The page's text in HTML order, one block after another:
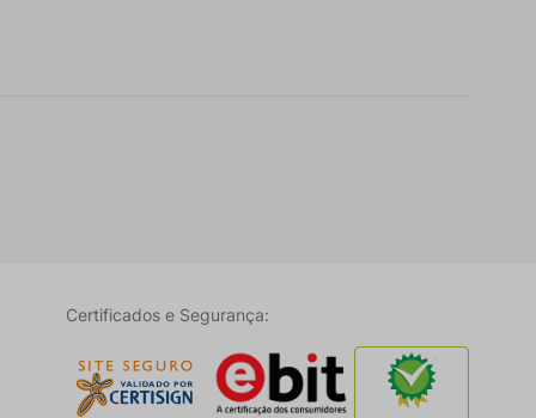
Certificados e Segurança: